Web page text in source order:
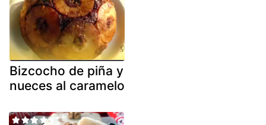
Bizcocho de piña y
nueces al caramelo